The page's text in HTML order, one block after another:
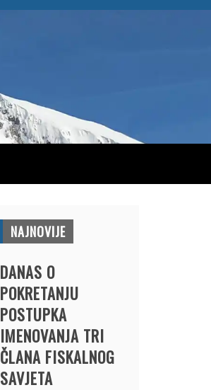
NAJNOVIJE
DANAS O
POKRETANJU
POSTUPKA
IMENOVANJA TRI
ČLANA FISKALNOG
SAVJETA